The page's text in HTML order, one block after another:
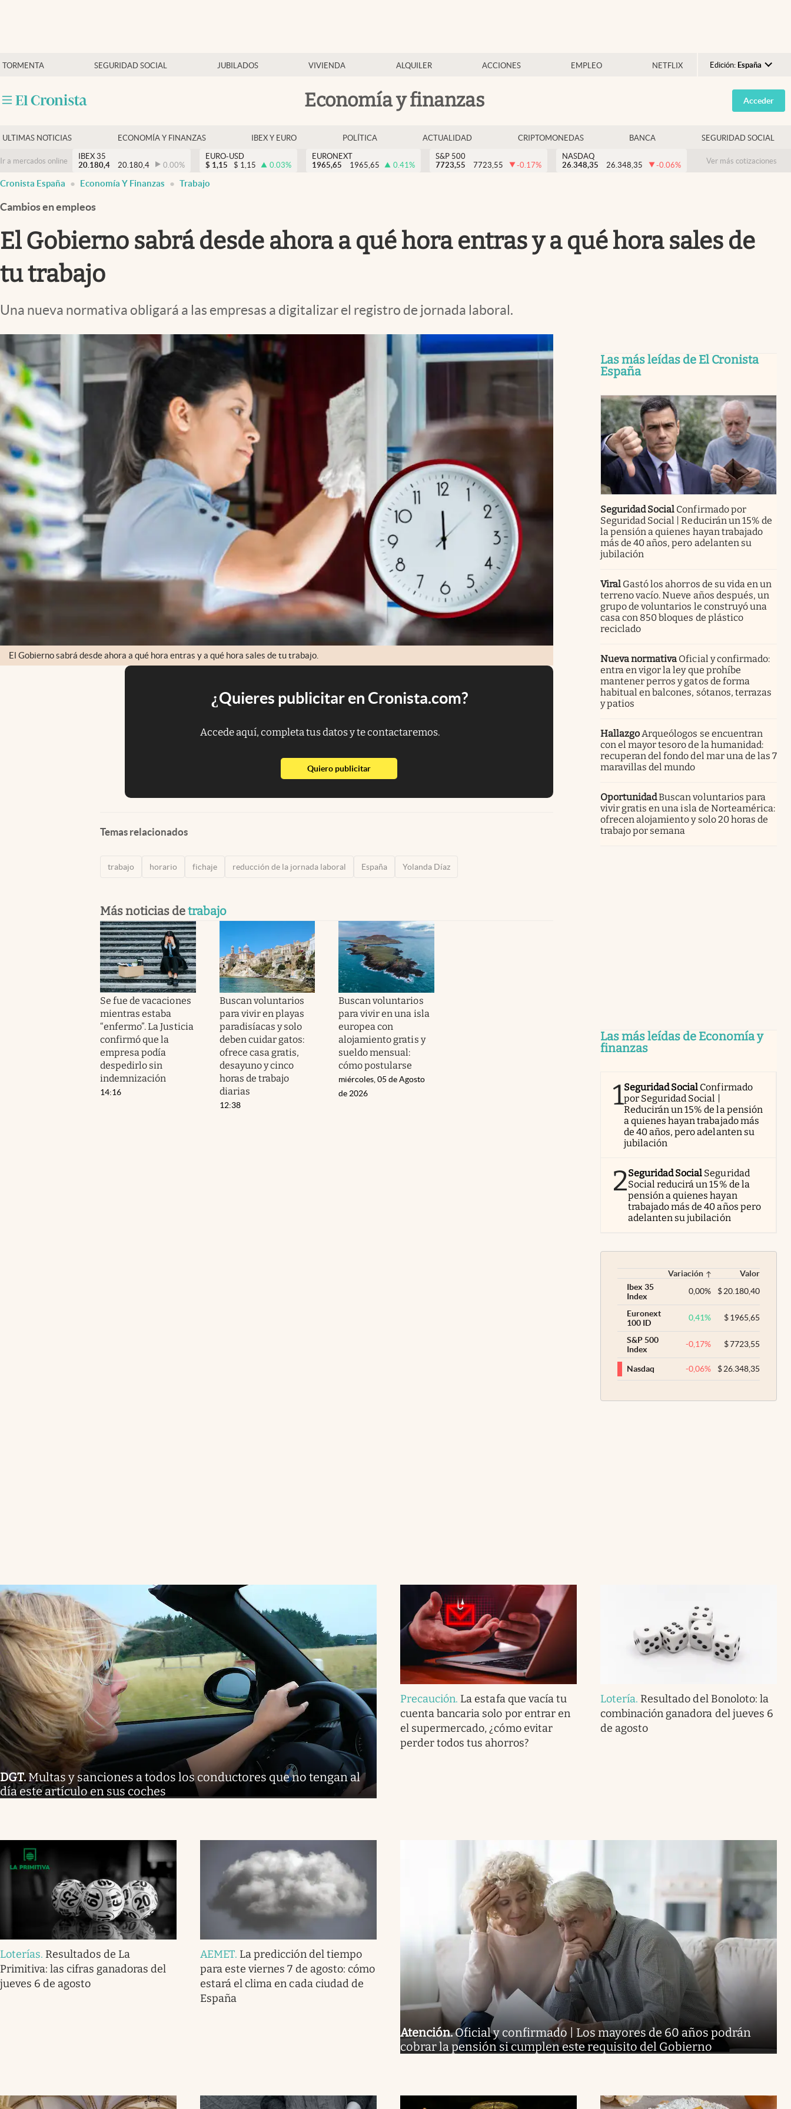
TORMENTA SEGURIDAD SOCIAL JUBILADOS VIVIENDA ALQUILER ACCIONES EMPLEO NETFLIX Edición: España
Argentina
España
USA
Colombia
Economía y finanzas
Economía y finanzas
Criptomonedas
Acceder
ULTIMAS NOTICIAS ECONOMÍA Y FINANZAS IBEX Y EURO POLÍTICA ACTUALIDAD CRIPTOMONEDAS BANCA SEGURIDAD SOCIAL
Ir a mercados online
IBEX 35
20.180,4
20.180,4 0.00%
EURO-USD
$ 1,15 $ 1,15 0.03%
EURONEXT
1965,65
1965,65 0.41%
S&P 500
7723,55
7723,55 -0.17%
NASDAQ
26.348,35
26.348,35 -0.06% Ver más cotizaciones
Cronista España Economía Y Finanzas Trabajo
Cambios en empleos
El Gobierno sabrá desde ahora a qué hora entras y a qué hora sales de
tu trabajo
Una nueva normativa obligará a las empresas a digitalizar el registro de jornada laboral.
El Gobierno sabrá desde ahora a qué hora entras y a qué hora sales de tu trabajo.
¿Quieres publicitar en Cronista.com?
Accede aquí, completa tus datos y te contactaremos.
Quiero publicitarabre en nueva pestaña
Temas relacionados
trabajo horario fichaje reducción de la jornada laboral España Yolanda Díaz
Más noticias detrabajo
Se fue de vacaciones
mientras estaba
“enfermo”. La Justicia
confirmó que la
empresa podía
despedirlo sin
indemnización
14:16
Buscan voluntarios
para vivir en playas
paradisíacas y solo
deben cuidar gatos:
ofrece casa gratis,
desayuno y cinco
horas de trabajo
diarias
12:38
Buscan voluntarios
para vivir en una isla
europea con
alojamiento gratis y
sueldo mensual:
cómo postularse
miércoles, 05 de Agosto
de 2026
Las más leídas de El Cronista
España
Seguridad Social Confirmado por
Seguridad Social | Reducirán un 15% de
la pensión a quienes hayan trabajado
más de 40 años, pero adelanten su
jubilación
Viral Gastó los ahorros de su vida en un
terreno vacío. Nueve años después, un
grupo de voluntarios le construyó una
casa con 850 bloques de plástico
reciclado
Nueva normativa Oficial y confirmado:
entra en vigor la ley que prohíbe
mantener perros y gatos de forma
habitual en balcones, sótanos, terrazas
y patios
HallazgoArqueólogos se encuentran
con el mayor tesoro de la humanidad:
recuperan del fondo del mar una de las 7
maravillas del mundo
OportunidadBuscan voluntarios para
vivir gratis en una isla de Norteamérica:
ofrecen alojamiento y solo 20 horas de
trabajo por semana
Las más leídas de Economía y
finanzas
1Seguridad Social Confirmado
por Seguridad Social |
Reducirán un 15% de la pensión
a quienes hayan trabajado más
de 40 años, pero adelanten su
jubilación
2Seguridad Social Seguridad
Social reducirá un 15% de la
pensión a quienes hayan
trabajado más de 40 años pero
adelanten su jubilación
Variación
Valor
Ibex 35
Index
0,00% $20.180,40
Euronext
100 ID
0,41% $1965,65
S&P 500
Index
-0,17% $7723,55
Nasdaq -0,06% $26.348,35
DGT.Multas y sanciones a todos los conductores que no tengan al
día este artículo en sus coches
Precaución. La estafa que vacía tu
cuenta bancaria solo por entrar en
el supermercado, ¿cómo evitar
perder todos tus ahorros?
Lotería. Resultado del Bonoloto: la
combinación ganadora del jueves 6
de agosto
Loterías. Resultados de La
Primitiva: las cifras ganadoras del
jueves 6 de agosto
AEMET. La predicción del tiempo
para este viernes 7 de agosto: cómo
estará el clima en cada ciudad de
España
Atención.Oficial y confirmado | Los mayores de 60 años podrán
cobrar la pensión si cumplen este requisito del Gobierno